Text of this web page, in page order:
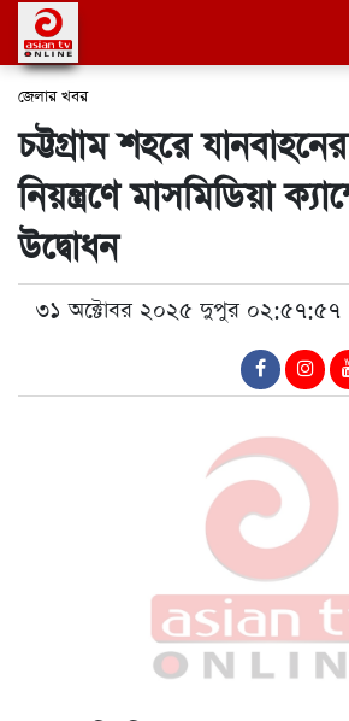
জেলার খবর
চট্টগ্রাম শহরে
নিয়ন্ত্রণে মাসমিডিয়া
উদ্বোধন
৩১ অক্টোবর ২০২৫ দুপুর ০২:৫৭:৫৭